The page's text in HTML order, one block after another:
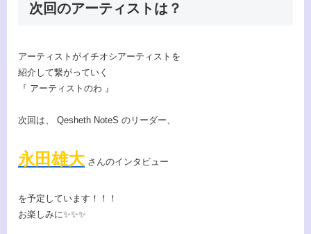
次回のアーティストは？
アーティストがイチオシアーティストを
紹介して繋がっていく
『 アーティストのわ 』
次回は、 Qesheth NoteS のリーダー、
永田雄大 さんのインタビュー
を予定しています！！！
お楽しみに✨✨✨